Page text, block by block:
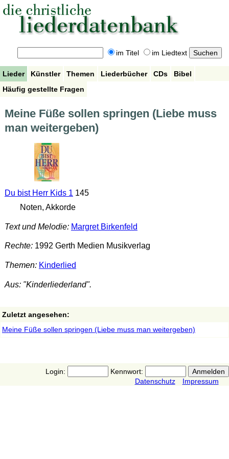
im Titel im Liedtext
Lieder Künstler Themen Liederbücher CDs
Bibel
Häufig gestellte Fragen
Meine Füße sollen springen (Liebe muss
man weitergeben)
Du bist Herr Kids 1 145
Noten, Akkorde
Text und Melodie: Margret Birkenfeld
Rechte:1992 Gerth Medien Musikverlag
Themen: Kinderlied
Aus: "Kinderliederland".
Zuletzt angesehen:
Meine Füße sollen springen (Liebe muss man weitergeben)
Login:
Kennwort:
Datenschutz
Impressum